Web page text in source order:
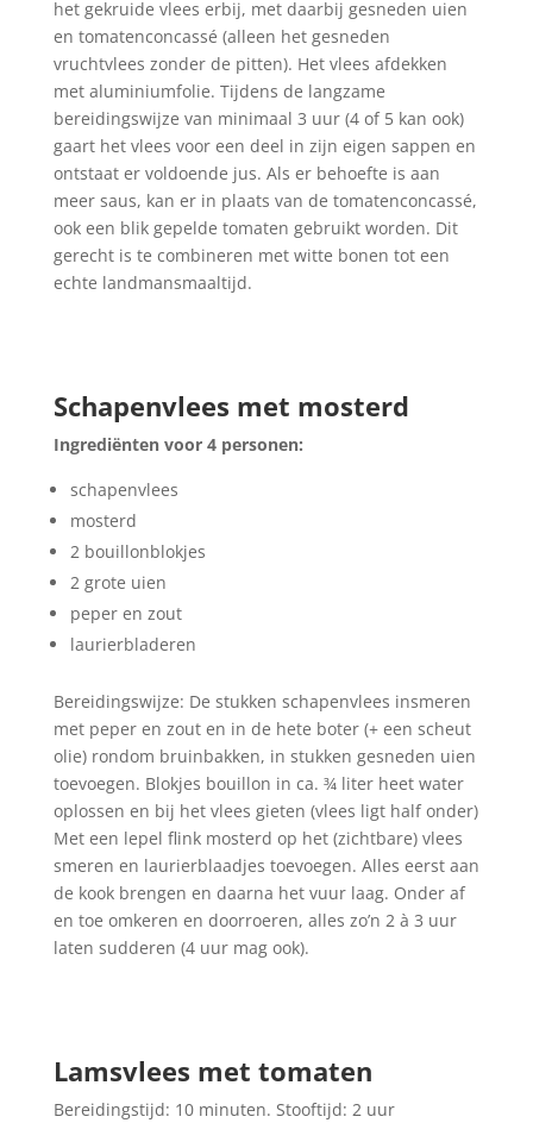
het gekruide vlees erbij, met daarbij gesneden uien
en tomatenconcassé (alleen het gesneden
vruchtvlees zonder de pitten). Het vlees afdekken
met aluminiumfolie. Tijdens de langzame
bereidingswijze van minimaal 3 uur (4 of 5 kan ook)
gaart het vlees voor een deel in zijn eigen sappen en
ontstaat er voldoende jus. Als er behoefte is aan
meer saus, kan er in plaats van de tomatenconcassé,
ook een blik gepelde tomaten gebruikt worden. Dit
gerecht is te combineren met witte bonen tot een
echte landmansmaaltijd.
Schapenvlees met mosterd
Ingrediënten voor 4 personen:
schapenvlees
mosterd
2 bouillonblokjes
2 grote uien
peper en zout
laurierbladeren
Bereidingswijze: De stukken schapenvlees insmeren
met peper en zout en in de hete boter (+ een scheut
olie) rondom bruinbakken, in stukken gesneden uien
toevoegen. Blokjes bouillon in ca. ¾ liter heet water
oplossen en bij het vlees gieten (vlees ligt half onder)
Met een lepel flink mosterd op het (zichtbare) vlees
smeren en laurierblaadjes toevoegen. Alles eerst aan
de kook brengen en daarna het vuur laag. Onder af
en toe omkeren en doorroeren, alles zo’n 2 à 3 uur
laten sudderen (4 uur mag ook).
Lamsvlees met tomaten
Bereidingstijd: 10 minuten. Stooftijd: 2 uur